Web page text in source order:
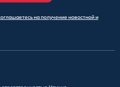
на получениеновостной и